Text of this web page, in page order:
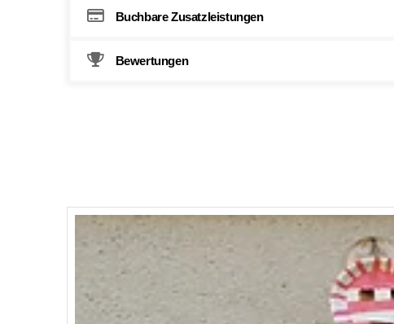
Buchbare Zusatzleistungen
Bewertungen